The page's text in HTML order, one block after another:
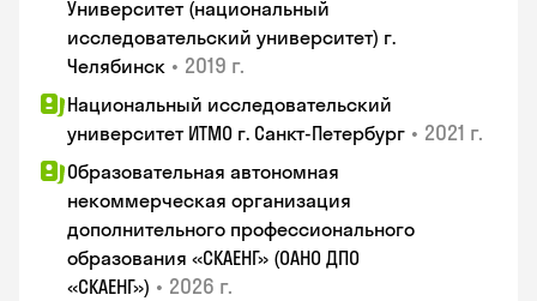
Университет (национальный
исследовательский университет) г.
Челябинск • 2019 г.
Национальный исследовательский
университет ИТМО г. Санкт-Петербург • 2021 г.
Образовательная автономная
некоммерческая организация
дополнительного профессионального
образования «СКАЕНГ» (ОАНО ДПО
«СКАЕНГ») • 2026 г.